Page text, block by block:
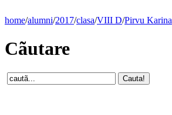
home/alumni/2017/clasa/VIII D/Pirvu Karina
Cãutare